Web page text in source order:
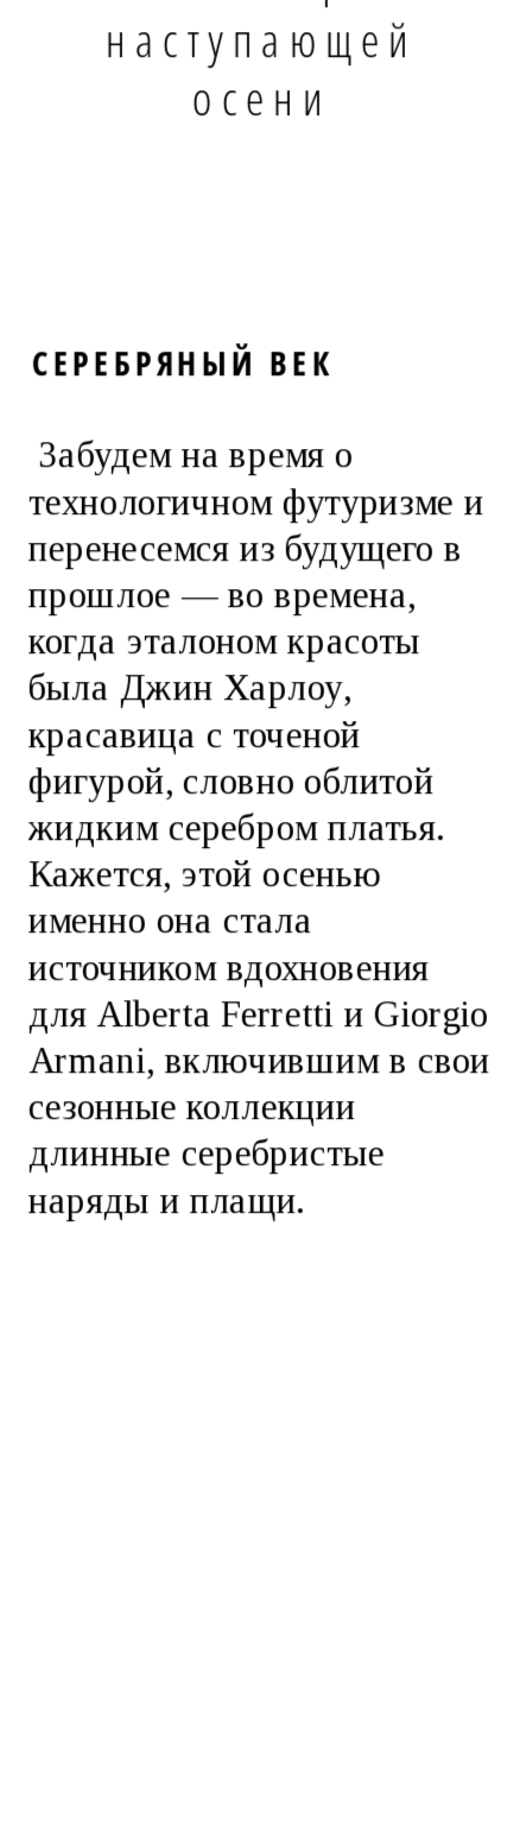
наступающей
осени
СЕРЕБРЯНЫЙ ВЕК
Забудем на время о
технологичном футуризме и
перенесемся из будущего в
прошлое — во времена,
когда эталоном красоты
была Джин Харлоу,
красавица с точеной
фигурой, словно облитой
жидким серебром платья.
Кажется, этой осенью
именно она стала
источником вдохновения
для Alberta Ferretti и Giorgio
Armani, включившим в свои
сезонные коллекции
длинные серебристые
наряды и плащи.